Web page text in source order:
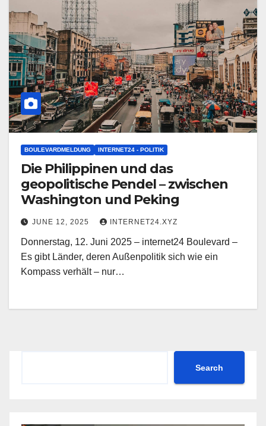
BOULEVARDMELDUNG INTERNET24 - POLITIK
Die Philippinen und das
geopolitische Pendel – zwischen
Washington und Peking
JUNE 12, 2025 INTERNET24.XYZ
Donnerstag, 12. Juni 2025 – internet24 Boulevard –
Es gibt Länder, deren Außenpolitik sich wie ein
Kompass verhält – nur…
Search